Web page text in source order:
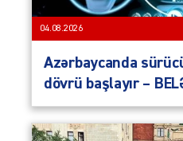
04.08.2026
Azərbaycanda
dövrü başlayır –